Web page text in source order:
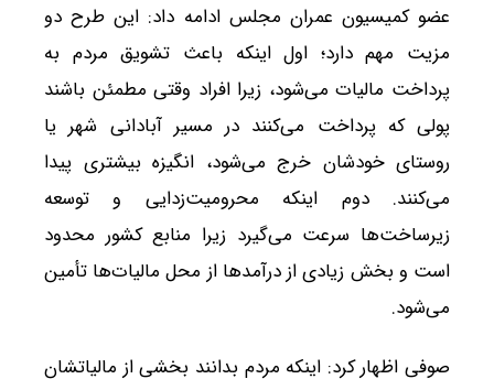
عضو کمیسیون عمران مجلس ادامه داد: این طرح دو
مزیت مهم دارد؛ اول اینکه باعث تشویق مردم به
پرداخت مالیات می‌شود، زیرا افراد وقتی مطمئن باشند
پولی که پرداخت می‌کنند در مسیر آبادانی شهر یا
روستای خودشان خرج می‌شود، انگیزه بیشتری پیدا
می‌کنند. دوم اینکه محرومیت‌زدایی و توسعه
زیرساخت‌ها سرعت می‌گیرد زیرا منابع کشور محدود
است و بخش زیادی از درآمدها از محل مالیات‌ها تأمین
می‌شود.
صوفی اظهار کرد: اینکه مردم بدانند بخشی از مالیاتشان